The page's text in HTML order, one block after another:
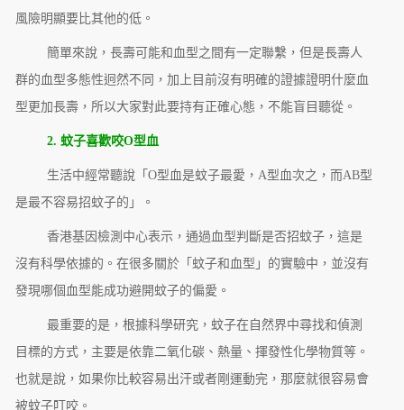
風險明顯要比其他的低。
簡單來說，長壽可能和血型之間有一定聯繫，但是長壽人
群的血型多態性迥然不同，加上目前沒有明確的證據證明什麼血
型更加長壽，所以大家對此要持有正確心態，不能盲目聽從。
2. 蚊子喜歡咬O型血
生活中經常聽說「O型血是蚊子最愛，A型血次之，而AB型
是最不容易招蚊子的」。
香港基因檢測中心表示，通過血型判斷是否招蚊子，這是
沒有科學依據的。在很多關於「蚊子和血型」的實驗中，並沒有
發現哪個血型能成功避開蚊子的偏愛。
最重要的是，根據科學研究，蚊子在自然界中尋找和偵測
目標的方式，主要是依靠二氧化碳、熱量、揮發性化學物質等。
也就是說，如果你比較容易出汗或者剛運動完，那麼就很容易會
被蚊子叮咬。